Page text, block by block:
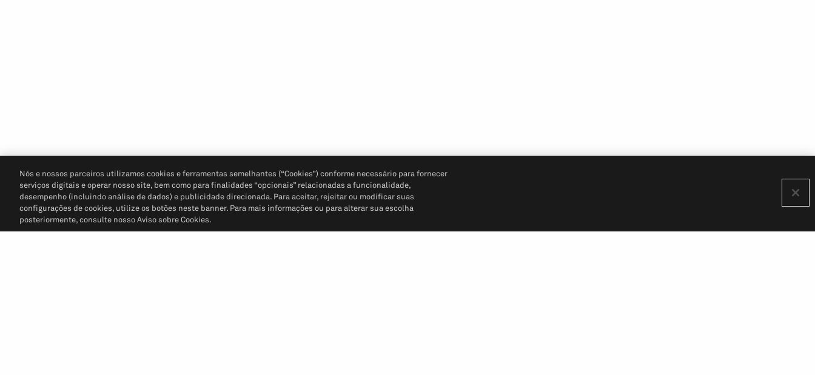
Nós e nossos parceiros utilizamos cookies e ferramentas semelhantes (“Cookies”) conforme necessário para fornecer
serviços digitais e operar nosso site, bem como para finalidades “opcionais” relacionadas a funcionalidade,
desempenho (incluindo análise de dados) e publicidade direcionada. Para aceitar, rejeitar ou modificar suas
configurações de cookies, utilize os botões neste banner. Para mais informações ou para alterar sua escolha
posteriormente, consulte nosso Aviso sobre Cookies.